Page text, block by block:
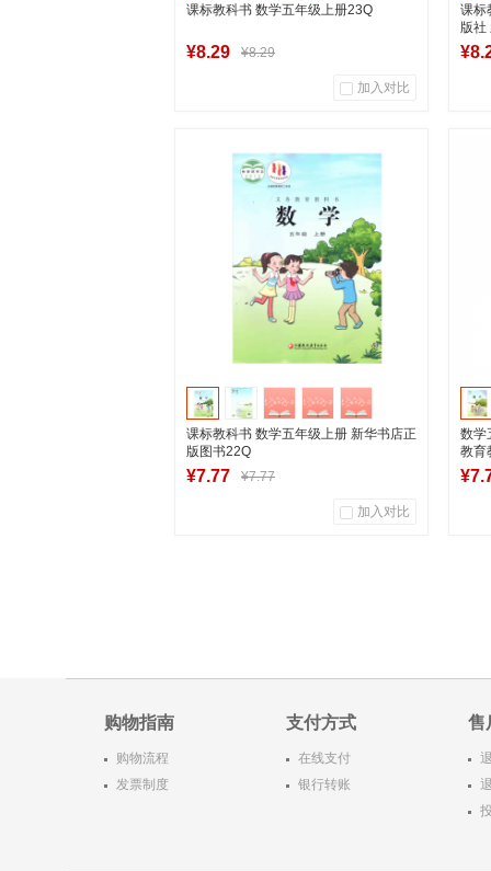
课标教科书 数学五年级上册23Q
¥8.29 ¥8.29
加入对比
商品销量
用户评论
湖南新华图书专营店
加入购物车
课标
版社
课标教科书 数学五年级上册 新华书店正
版图书22Q
¥7.77 ¥7.77
加入对比
数学
教育
购物指南
购物流程
发票制度
支付方式
在线支付
银行转账
售